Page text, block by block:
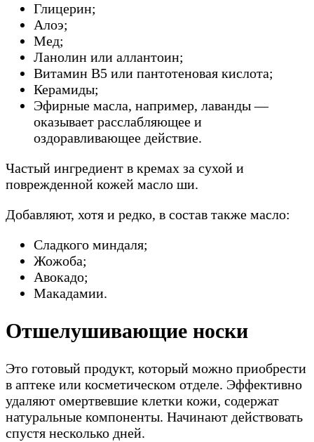
Глицерин;
Алоэ;
Мед;
Ланолин или аллантоин;
Витамин В5 или пантотеновая кислота;
Керамиды;
Эфирные масла, например, лаванды —
оказывает расслабляющее и
оздоравливающее действие.
Частый ингредиент в кремах за сухой и
поврежденной кожей масло ши.
Добавляют, хотя и редко, в состав также масло:
Сладкого миндаля;
Жожоба;
Авокадо;
Макадамии.
Отшелушивающие носки
Это готовый продукт, который можно приобрести
в аптеке или косметическом отделе. Эффективно
удаляют омертвевшие клетки кожи, содержат
натуральные компоненты. Начинают действовать
спустя несколько дней.